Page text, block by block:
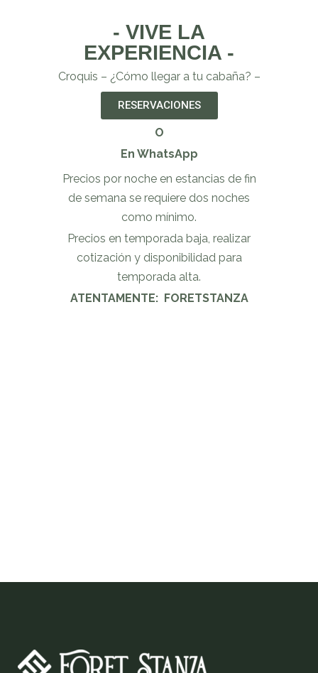
- VIVE LA
EXPERIENCIA -
Croquis – ¿Cómo llegar a tu cabaña? –
RESERVACIONES
O
En WhatsApp
Precios por noche en estancias de fin
de semana se requiere dos noches
como mínimo.
Precios en temporada baja, realizar
cotización y disponibilidad para
temporada alta.
ATENTAMENTE: FORETSTANZA